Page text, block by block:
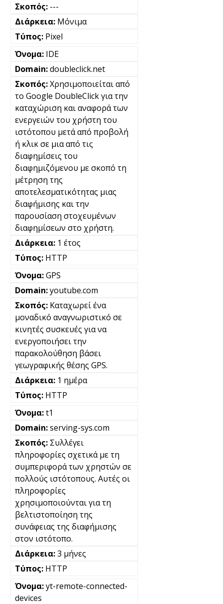
---
Μόνιμα
Pixel
IDE
doubleclick.net
Χρησιμοποιείται από
το Google DoubleClick για την
καταχώριση και αναφορά των
ενεργειών του χρήστη του
ιστότοπου μετά από προβολή
ή κλικ σε μια από τις
διαφημίσεις του
διαφημιζόμενου με σκοπό τη
μέτρηση της
αποτελεσματικότητας μιας
διαφήμισης και την
παρουσίαση στοχευμένων
διαφημίσεων στο χρήστη.
1 έτος
HTTP
GPS
youtube.com
Καταχωρεί ένα
μοναδικό αναγνωριστικό σε
κινητές συσκευές για να
ενεργοποιήσει την
παρακολούθηση βάσει
γεωγραφικής θέσης GPS.
1 ημέρα
HTTP
t1
serving-sys.com
Συλλέγει
πληροφορίες σχετικά με τη
συμπεριφορά των χρηστών σε
πολλούς ιστότοπους. Αυτές οι
πληροφορίες
χρησιμοποιούνται για τη
βελτιστοποίηση της
συνάφειας της διαφήμισης
στον ιστότοπο.
3 μήνες
HTTP
yt-remote-connected-
devices